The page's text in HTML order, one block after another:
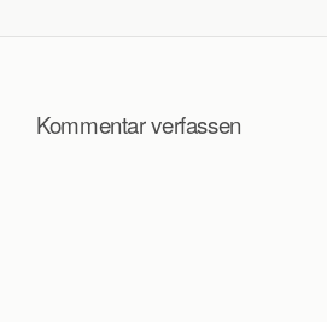
Kommentar verfassen